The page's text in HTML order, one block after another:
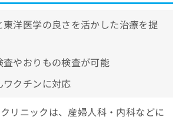
東洋医学の良さを活かした治療を提
査やおりもの検査が可能
クチンに対応
リニックは、産婦人科・内科などに